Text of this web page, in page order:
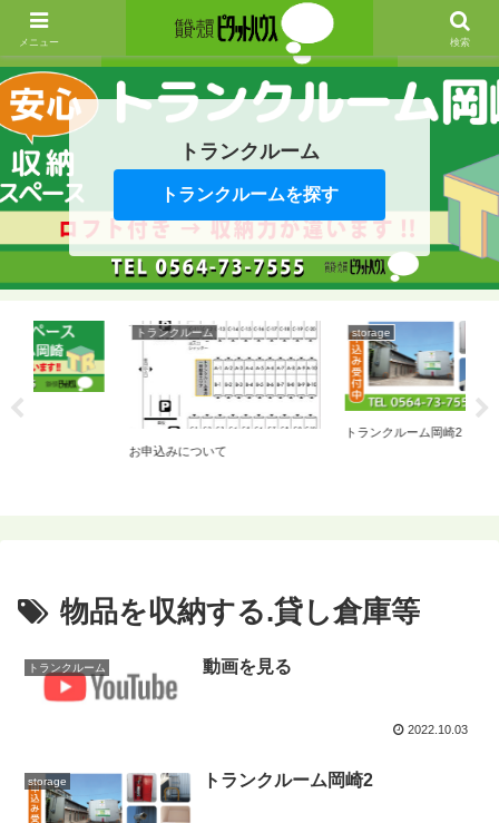
トランクルーム
トランクルームを探す
トランクルーム
お申込みについて
storage
トランクルーム岡崎2
物品を収納する.貸し倉庫等
トランクルーム 動画を見る
2022.10.03
storage トランクルーム岡崎2
メニュー 検索